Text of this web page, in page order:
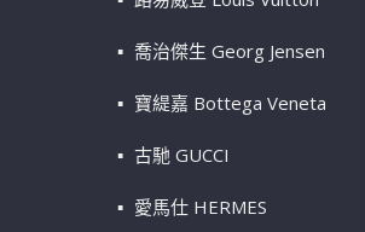
喬治傑生 Georg Jensen
寶緹嘉 Bottega Veneta
古馳 GUCCI
愛馬仕 HERMES